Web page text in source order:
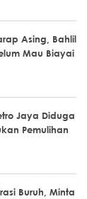
Asing, Bahlil
Mau Biayai
Jaya Diduga
Pemulihan
Buruh, Minta